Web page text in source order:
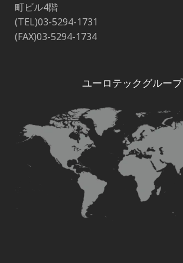
町ビル4階
(TEL)03-5294-1731
(FAX)03-5294-1734
ユーロテックグループ